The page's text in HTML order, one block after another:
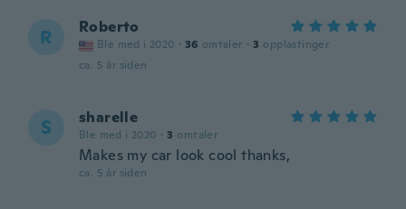
R Roberto
Ble med i 2020 · 36 omtaler · 3 opplastinger
ca. 5 år siden
S sharelle
Ble med i 2020 · 3 omtaler
Makes my car look cool thanks,
ca. 5 år siden